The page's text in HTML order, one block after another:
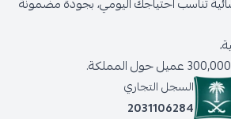
السجل التجاري
2031106284